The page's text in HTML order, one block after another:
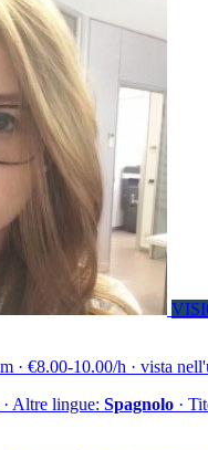
· €8.00-10.00/h · vista
· Altre lingue: Spagnolo ·